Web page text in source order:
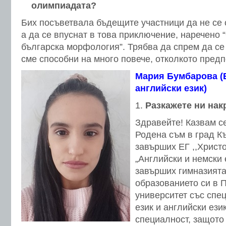
олимпиадата?
Бих посъветвала бъдещите участници да не се
а да се впуснат в това приключение, наречено
българска морфология”. Трябва да спрем да
сме способни на много повече, отколкото
Мария Бумбарова
английски език)
Разкажете ни
Здравейте! Казвам
Родена съм в град
завърших ЕГ
„Английски и немски
завърших
образованието си в
университет със
език и английски
специалност,